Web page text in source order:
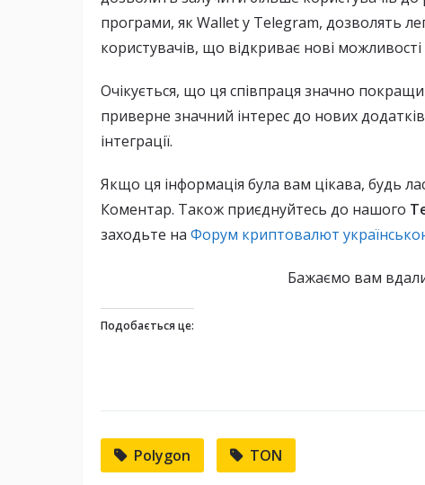
програми, як Wallet у Telegram, дозволять
користувачів, що відкриває нові можливості
Очікується, що ця співпраця значно
приверне значний інтерес до нових
інтеграції.
Якщо ця інформація була вам цікава, будь
Коментар. Також приєднуйтесь до нашого
заходьте на Форум криптовалют
Бажаємо вам
Подобається це:
Polygon TON